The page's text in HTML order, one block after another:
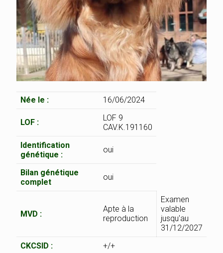
Née le : 16/06/2024
LOF :
LOF 9
CAV.K.191160
Identification
génétique :
oui
Bilan génétique
complet
oui
MVD :
Apte à la
reproduction
Examen
valable
jusqu'au
31/12/2027
CKCSID :
+/+